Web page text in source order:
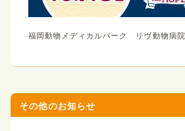
福岡動物メディカルパーク リヴ動物病院
その他のお知らせ